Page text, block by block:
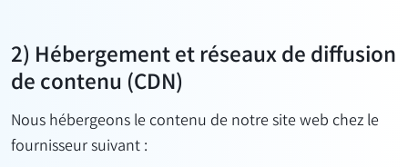
2) Hébergement et réseaux de diffusion
de contenu (CDN)
Nous hébergeons le contenu de notre site web chez le
fournisseur suivant :